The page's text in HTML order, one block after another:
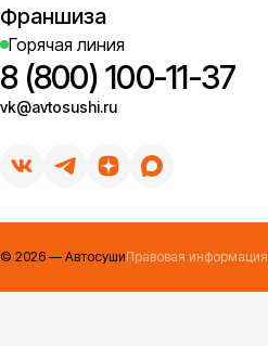
Франшиза
Горячая линия
8 (800) 100-11-37
vk@avtosushi.ru
© 2026 — АвтосушиПравовая информация